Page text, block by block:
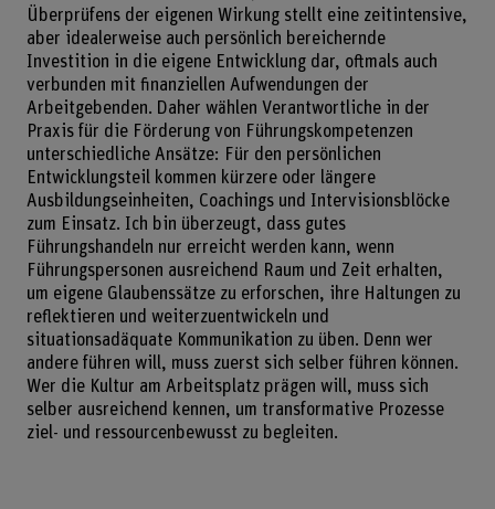
Überprüfens der eigenen Wirkung stellt eine zeitintensive,
aber idealerweise auch persönlich bereichernde
Investition in die eigene Entwicklung dar, oftmals auch
verbunden mit finanziellen Aufwendungen der
Arbeitgebenden. Daher wählen Verantwortliche in der
Praxis für die Förderung von Führungskompetenzen
unterschiedliche Ansätze: Für den persönlichen
Entwicklungsteil kommen kürzere oder längere
Ausbildungseinheiten, Coachings und Intervisionsblöcke
zum Einsatz. Ich bin überzeugt, dass gutes
Führungshandeln nur erreicht werden kann, wenn
Führungspersonen ausreichend Raum und Zeit erhalten,
um eigene Glaubenssätze zu erforschen, ihre Haltungen zu
reflektieren und weiterzuentwickeln und
situationsadäquate Kommunikation zu üben. Denn wer
andere führen will, muss zuerst sich selber führen können.
Wer die Kultur am Arbeitsplatz prägen will, muss sich
selber ausreichend kennen, um transformative Prozesse
ziel- und ressourcenbewusst zu begleiten.